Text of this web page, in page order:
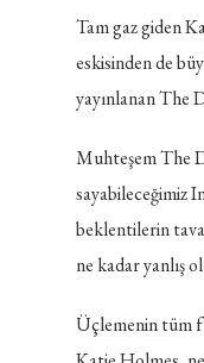
Tam gaz giden
eskisinden de
yayınlanan The
Muhteşem The
sayabileceğimiz
beklentilerin
ne kadar yanlış
Üçlemenin tüm